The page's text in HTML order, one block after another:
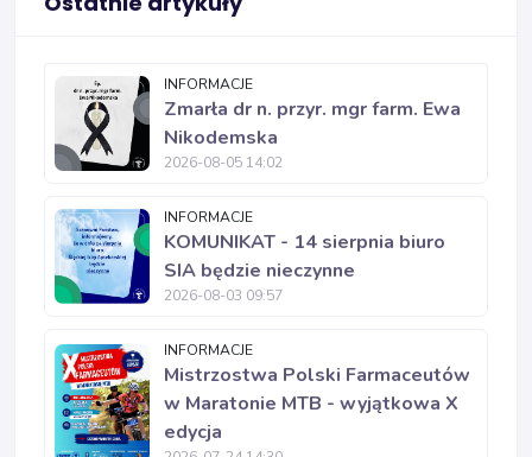
INFORMACJE
Zmarła dr n. przyr. mgr farm. Ewa
Nikodemska
2026-08-05 14:02
INFORMACJE
KOMUNIKAT - 14 sierpnia biuro
SIA będzie nieczynne
2026-08-03 09:57
INFORMACJE
Mistrzostwa Polski Farmaceutów
w Maratonie MTB - wyjątkowa X
edycja